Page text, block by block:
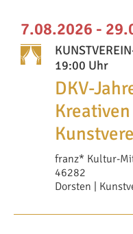
7.08.2026 -
19:00 Uhr
DKV-
franz* Kultur-
46282
Dorsten |